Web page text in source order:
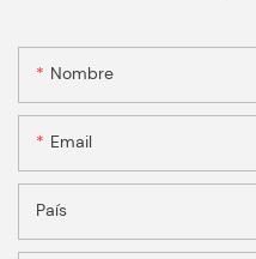
Nombre
Email
País